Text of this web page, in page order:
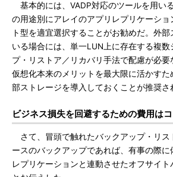
基本的には、VADP対応のツールを用い
の用途別にアレイのアプリレプリケーシ
ト型を適宜選択することがお勧めだ。外
いる場合には、単一LUN上に存在する複数
プ・リストア／リカバリ手法で配慮が必要
仮想化本来のメリットを最大限に活かす
部ストレージを導入しておくことが推奨さ
ビジネス損失を回避するための費用は
さて、冒頭で触れたバックアップ・リス
ースのバックアップであれば、有事の際に
レプリケーションと連動させたオフサイ